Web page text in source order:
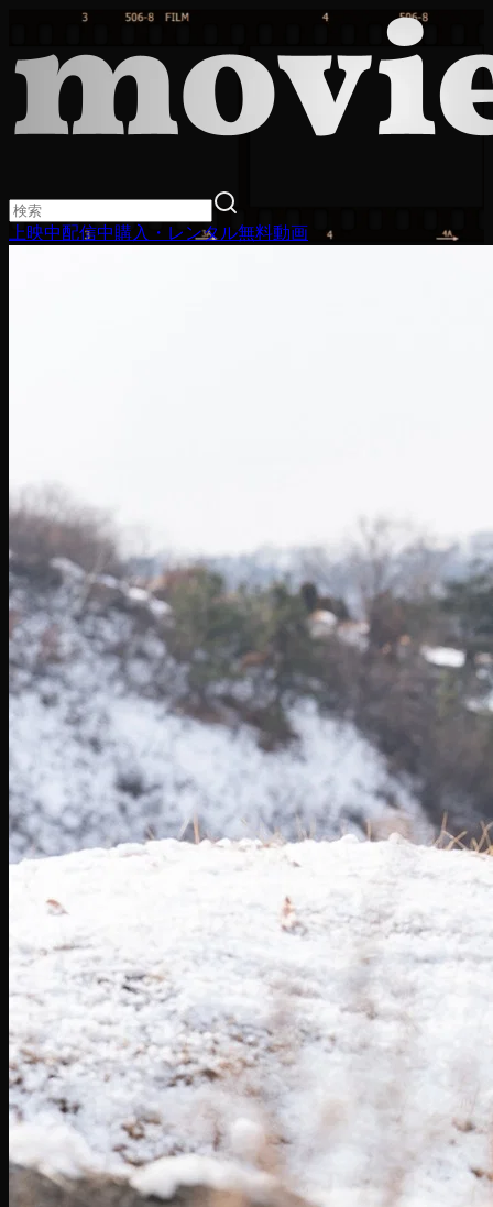
上映中配信中購入・レンタル無料動画